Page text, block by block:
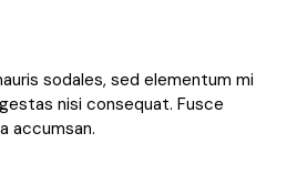
sodales, sed elementum mi
nisi consequat. Fusce
accumsan.